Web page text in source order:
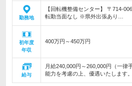
勤務地
【回転機整備センター】 〒714-
転勤当面なし ※県外出張あり…
初年度
年収
400万円～450万円
給与
月給240,000円～260,000円（一律
能力を考慮の上、優遇いたします